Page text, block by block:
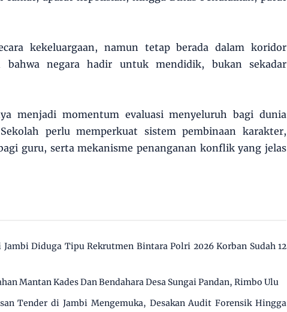
kekeluargaan, namun tetap berada dalam koridor
bahwa negara hadir untuk mendidik, bukan sekadar
menjadi momentum evaluasi menyeluruh bagi dunia
perlu memperkuat sistem pembinaan karakter,
guru, serta mekanisme penanganan konflik yang jelas
Diduga Tipu Rekrutmen Bintara Polri 2026 Korban Sudah 12
Mantan Kades Dan Bendahara Desa Sungai Pandan, Rimbo Ulu
Tender di Jambi Mengemuka, Desakan Audit Forensik Hingga